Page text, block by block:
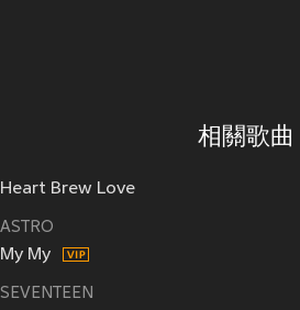
相關歌曲
Heart Brew Love
ASTRO
My My
SEVENTEEN